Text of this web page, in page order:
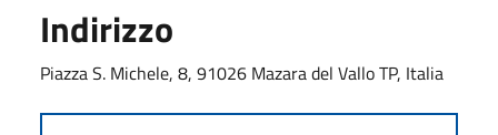
Indirizzo
Piazza S. Michele, 8, 91026 Mazara del Vallo TP, Italia